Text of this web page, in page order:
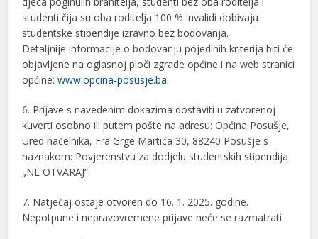
studenti čija su oba roditelja 100 % invalidi dobivaju
studentske stipendije izravno bez bodovanja.
Detaljnije informacije o bodovanju pojedinih kriterija biti će
objavljene na oglasnoj ploči zgrade općine i na web stranici
općine:www.opcina-posusje.ba.
6. Prijave s navedenim dokazima dostaviti u zatvorenoj
kuverti osobno ili putem pošte na adresu: Općina Posušje,
Ured načelnika, Fra Grge Martića 30, 88240 Posušje s
naznakom: Povjerenstvu za dodjelu studentskih stipendija
„NE OTVARAJ“.
7. Natječaj ostaje otvoren do 16. 1. 2025. godine.
Nepotpune i nepravovremene prijave neće se razmatrati.